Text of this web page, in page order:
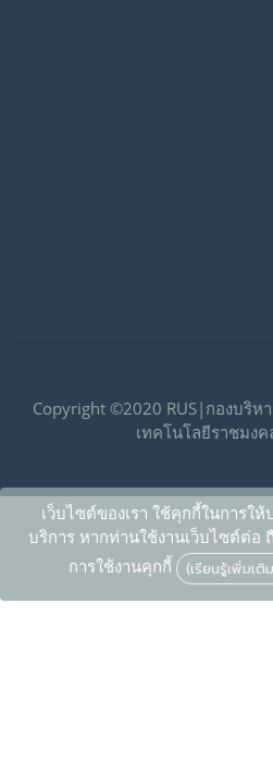
Copyright ©2020 RUS|กองบริ
เทคโนโลยีราชมง
เว็บไซต์ของเรา ใช้คุกกี้ในการใ
บริการ หากท่านใช้งานเว็บไซต์ต่อ
การใช้งานคุกกี้ (เรียนรู้เพิ่มเติ